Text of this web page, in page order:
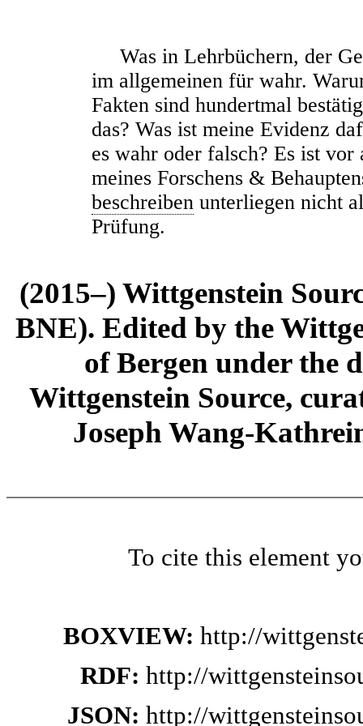
Was in Lehrbüchern, der
im allgemeinen für wahr.
Fakten sind hundertmal
das? Was ist meine Evidenz
es wahr oder falsch? Es ist vor
meines Forschens &
beschreiben unterliegen nicht
Prüfung.
(2015–) Wittgenstein
BNE). Edited by the
of Bergen under the
Wittgenstein Source,
Joseph Wang-
To cite this element
BOXVIEW: http://
RDF: http://
JSON: http://